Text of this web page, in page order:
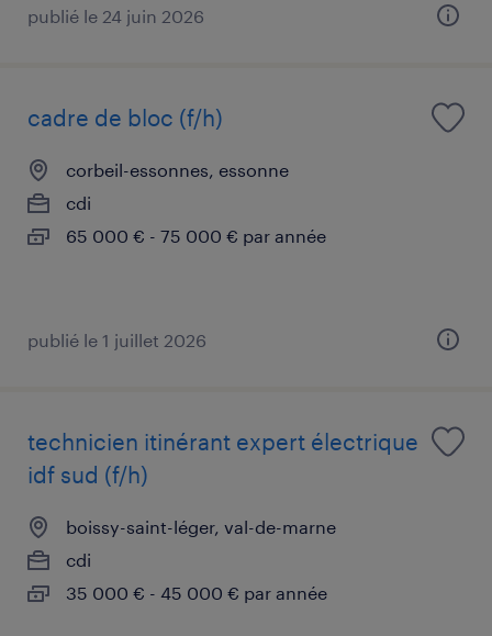
publié le 24 juin 2026
cadre de bloc (f/h)
corbeil-essonnes, essonne
cdi
65 000 € - 75 000 € par année
publié le 1 juillet 2026
technicien itinérant expert électrique
idf sud (f/h)
boissy-saint-léger, val-de-marne
cdi
35 000 € - 45 000 € par année